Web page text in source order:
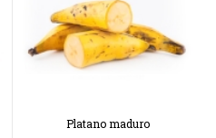
Platano maduro